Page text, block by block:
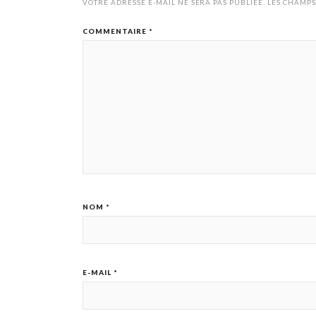
VOTRE ADRESSE E-MAIL NE SERA PAS PUBLIÉE. LES
COMMENTAIRE *
NOM *
E-MAIL *